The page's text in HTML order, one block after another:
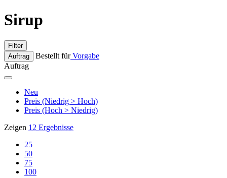
Sirup
Filter
Auftrag
Bestellt fürVorgabe
Auftrag
Neu
Preis (Niedrig > Hoch)
Preis (Hoch > Niedrig)
Zeigen 12 Ergebnisse
25
50
75
100